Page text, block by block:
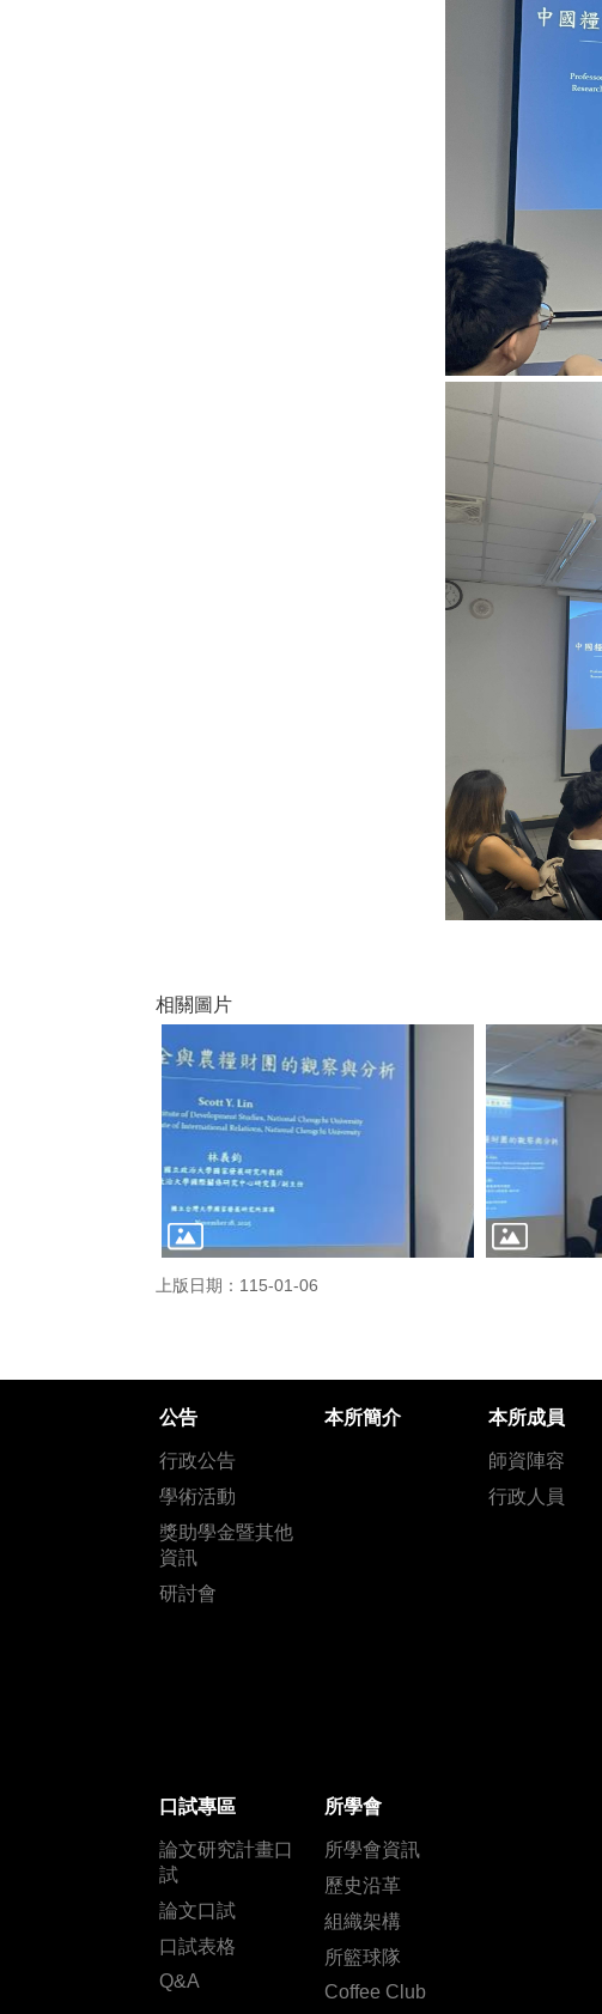
相關圖片
上版日期：115-01-06
公告
行政公告
學術活動
獎助學金暨其他
資訊
研討會
本所簡介 本所成員
師資陣容
行政人員
口試專區
論文研究計畫口
試
論文口試
口試表格
Q&A
所學會
所學會資訊
歷史沿革
組織架構
所籃球隊
Coffee Club